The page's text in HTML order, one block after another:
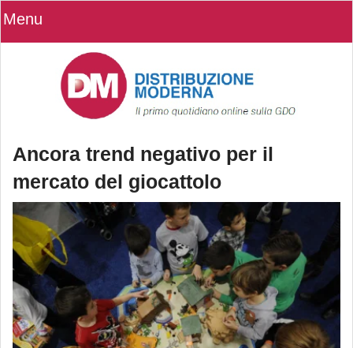
Menu
Ancora trend negativo per il
mercato del giocattolo